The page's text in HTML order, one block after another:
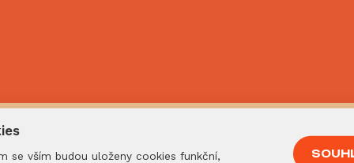
se vším budou uloženy cookies funkční,